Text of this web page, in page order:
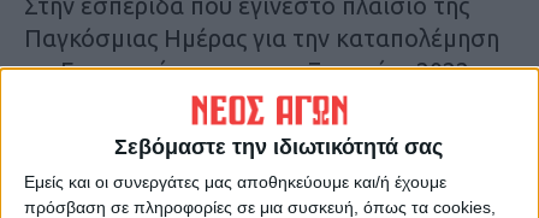
Σεβόμαστε την ιδιωτικότητά σας
Εμείς και οι συνεργάτες μας αποθηκεύουμε και/ή έχουμε
πρόσβαση σε πληροφορίες σε μια συσκευή, όπως τα cookies,
Στην εσπερίδα που έγινεστο πλαίσιο της
Παγκόσμιας Ημέρας για την καταπολέμηση
τηςΕρημοποίησης και της Ξηρασίας 2022 το
θέμα ήταν: «Η Θεσσαλία μπροστά
σεαπειλές & ευκαιρίες απότην δραματική
κλιματική,ενεργειακή & διατροφικήκρίση,
που βιώνουμε».